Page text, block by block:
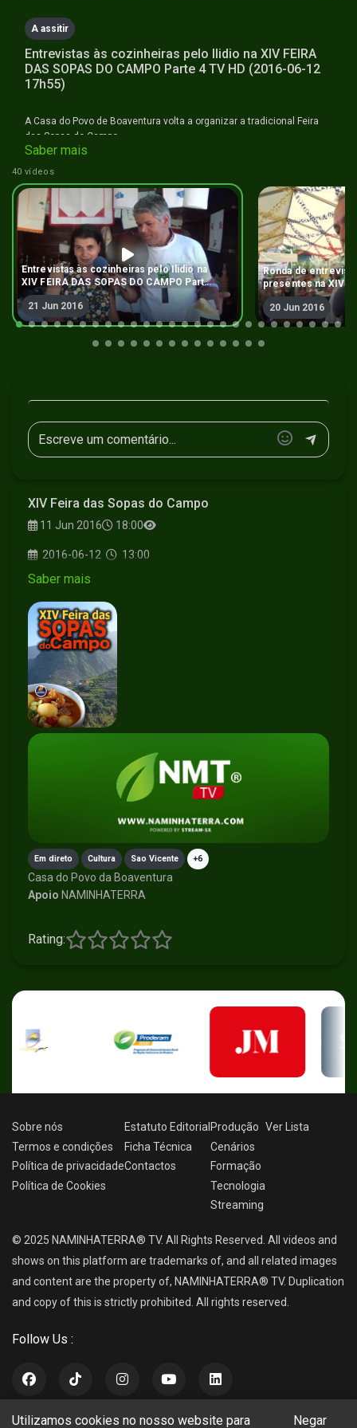
A assitir
Entrevistas às cozinheiras pelo Ilidio na XIV FEIRA
DAS SOPAS DO CAMPO Parte 4 TV HD (2016-06-12
17h55)
A Casa do Povo de Boaventura volta a organizar a tradicional Feira
das Sopas do Campo,
Saber mais
40 vídeos
Entrevistas às cozinheiras pelo Ilidio na
XIV FEIRA DAS SOPAS DO CAMPO Parte
4 TV HD (2016-06-12 17h55)
21 Jun 2016
Ronda de
presentes na XIV
CAMPO Parte 3 TV
17h55)
20 Jun 2016
XIV Feira das Sopas do Campo
11 Jun 2016 18:00
2016-06-12 13:00
Saber mais
Em direto Cultura Sao Vicente +6
Casa do Povo da Boaventura
Apoio NAMINHATERRA
Rating:
Utilizamos cookies no nosso website para Negar
Sobre nós
Termos e condições
Política de privacidade
Política de Cookies
Estatuto Editorial
Ficha Técnica
Contactos
Produção
Cenários
Formação
Tecnologia
Streaming
Ver Lista
© 2025 NAMINHATERRA® TV. All Rights Reserved. All videos and
shows on this platform are trademarks of, and all related images
and content are the property of, NAMINHATERRA® TV. Duplication
and copy of this is strictly prohibited. All rights reserved.
Follow Us :